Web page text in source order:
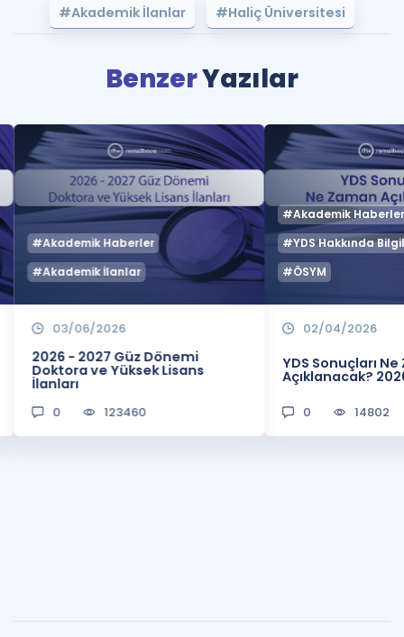
#Akademik İlanlar #Haliç Üniversitesi
BenzerYazılar
#Akademik Haberler
#Akademik İlanlar
03/06/2026
2026 - 2027 Güz Dönemi
Doktora ve Yüksek Lisans
İlanları
0 123460
#Akademik
#YDS Hakkında
#ÖSYM
02/04/2026
YDS Sonuçları
Açıklanacak?
0 14802